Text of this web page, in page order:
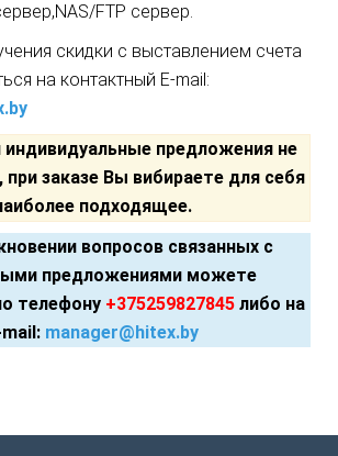
FTP сервер.
скидки с выставлением счета
на контактный E-mail:
предложения не
заказе Вы вибираете для себя
подходящее.
вопросов связанных c
предложениями можете
телефону +375259827845 либо на
mail: manager@hitex.by